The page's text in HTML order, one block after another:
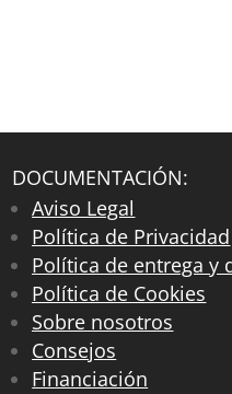
DOCUMENTACIÓN:
Aviso Legal
Política de Privacidad
Política de entrega y
Política de Cookies
Sobre nosotros
Consejos
Financiación